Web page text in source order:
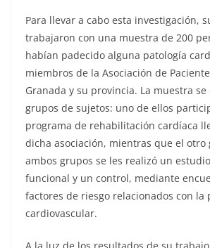
Para llevar a cabo esta investigación,
trabajaron con una muestra de 200
habían padecido alguna patología
miembros de la Asociación de
Granada y su provincia. La muestra
grupos de sujetos: uno de ellos
programa de rehabilitación cardíaca
dicha asociación, mientras que el otro
ambos grupos se les realizó un
funcional y un control, mediante
factores de riesgo relacionados con la
cardiovascular.